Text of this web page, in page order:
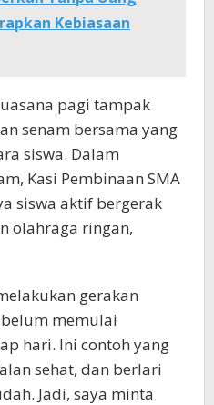
Kebiasaan
pagi tampak
senam bersama yang
siswa. Dalam
Kasi Pembinaan SMA
siswa aktif bergerak
olahraga ringan,
gerakan
memulai
hari. Ini contoh yang
sehat, dan berlari
Jadi, saya minta